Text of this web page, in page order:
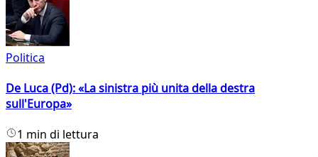
Politica
De Luca (Pd): «La sinistra più unita della destra
sull'Europa»
1 min di lettura